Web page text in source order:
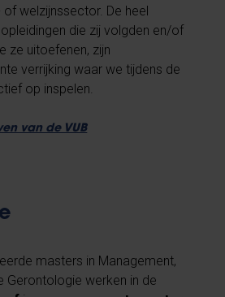
welzijnssector. De heel
die zij volgden en/of
ze uitoefenen, zijn
verrijking waar we tijdens de
op inspelen.
van de VUB
masters in Management,
Gerontologie werken in de